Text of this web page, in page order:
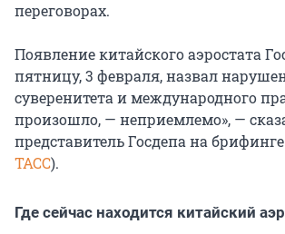
переговорах.
Появление китайского аэростата
пятницу, 3 февраля, назвал
суверенитета и международного
произошло, — неприемлемо», —
представитель Госдепа на
ТАСС).
Где сейчас находится китайский